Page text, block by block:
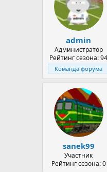
admin
Администратор
Рейтинг сезона: 94
Команда форума
sanek99
Участник
Рейтинг сезона: 0